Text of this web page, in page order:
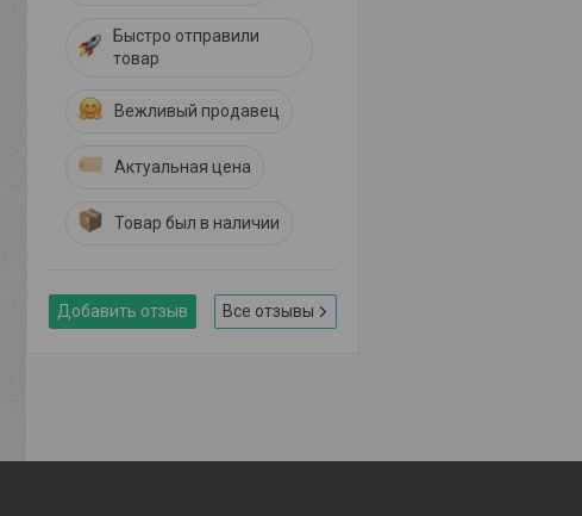
Быстро отправили
товар
Вежливый продавец
Актуальная цена
Товар был в наличии
Добавить отзыв Все отзывы